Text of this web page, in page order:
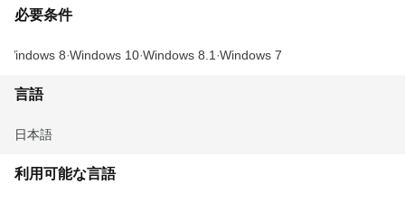
必要条件
Windows 8 Windows 10 Windows 8.1 Windows 7
言語
日本語
利用可能な言語